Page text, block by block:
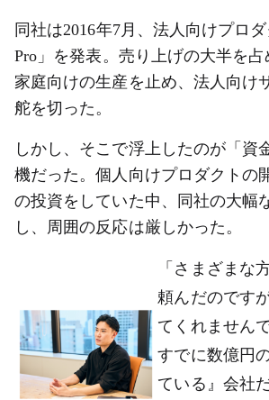
同社は2016年7月、法人向けプロ
Pro」を発表。売り上げの大半を占
家庭向けの生産を止め、法人向け
舵を切った。
しかし、そこで浮上したのが「資
機だった。個人向けプロダクトの
の投資をしていた中、同社の大幅
し、周囲の反応は厳しかった。
「さまざまな
頼んだのです
てくれません
すでに数億円
ている』会社